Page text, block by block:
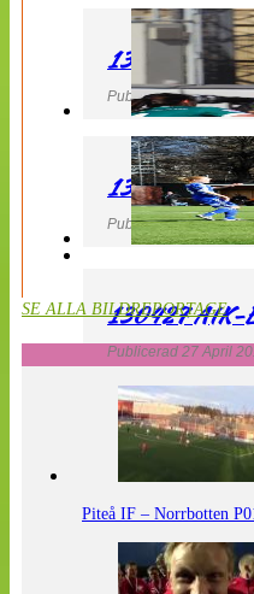
130427 IF
Publicerad 27 April
130427 LdB
Publicerad 27 April
130427 AIK-
Publicerad 27 April
SE ALLA BILDREPORTAGE
Piteå IF – Norrbotten